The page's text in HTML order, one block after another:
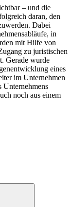
– und die
daran, den
Dabei
in
mit Hilfe von
zu juristischen
Gerade wurde
eines
im Unternehmen
Unternehmens
noch aus einem